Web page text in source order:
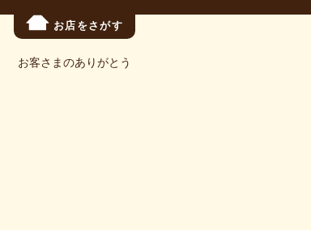
お店をさがす
お客さまのありがとう